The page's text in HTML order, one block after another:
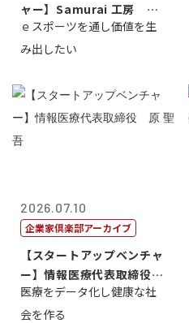
ャー】Samurai 工房 代
表取締...
ｅスポーツを通し価値を生
み出したい
2026.07.10
企業家倶楽部アーカイブ
【スタートアップベンチャ
ー】情報医療代表取締役
原 聖吾
医療をデータ化し健康な社
会を作る